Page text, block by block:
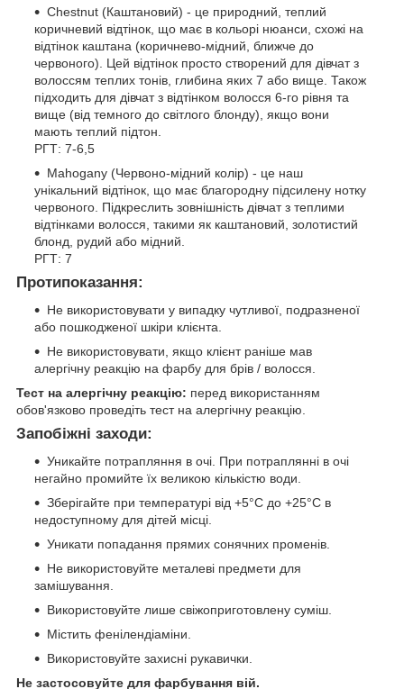
Chestnut (Каштановий) - це природний, теплий
коричневий відтінок, що має в кольорі нюанси, схожі на
відтінок каштана (коричнево-мідний, ближче до
червоного). Цей відтінок просто створений для дівчат з
волоссям теплих тонів, глибина яких 7 або вище. Також
підходить для дівчат з відтінком волосся 6-го рівня та
вище (від темного до світлого блонду), якщо вони
мають теплий підтон.
РГТ: 7-6,5
Mahogany (Червоно-мідний колір) - це наш
унікальний відтінок, що має благородну підсилену нотку
червоного. Підкреслить зовнішність дівчат з теплими
відтінками волосся, такими як каштановий, золотистий
блонд, рудий або мідний.
РГТ: 7
Протипоказання:
Не використовувати у випадку чутливої, подразненої
або пошкодженої шкіри клієнта.
Не використовувати, якщо клієнт раніше мав
алергічну реакцію на фарбу для брів / волосся.
Тест на алергічну реакцію: перед використанням
обов'язково проведіть тест на алергічну реакцію.
Запобіжні заходи:
Уникайте потрапляння в очі. При потраплянні в очі
негайно промийте їх великою кількістю води.
Зберігайте при температурі від +5°С до +25°С в
недоступному для дітей місці.
Уникати попадання прямих сонячних променів.
Не використовуйте металеві предмети для
замішування.
Використовуйте лише свіжоприготовлену суміш.
Містить фенілендіаміни.
Використовуйте захисні рукавички.
Не застосовуйте для фарбування вій.